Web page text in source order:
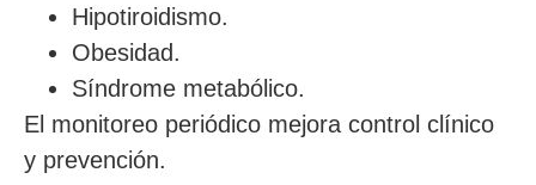
Hipotiroidismo.
Obesidad.
Síndrome metabólico.
El monitoreo periódico mejora control clínico
y prevención.